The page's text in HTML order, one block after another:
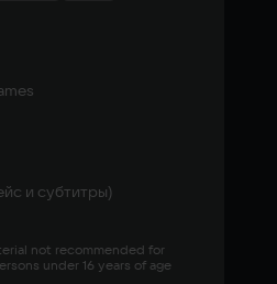
и субтитры)
not recommended for
under 16 years of age